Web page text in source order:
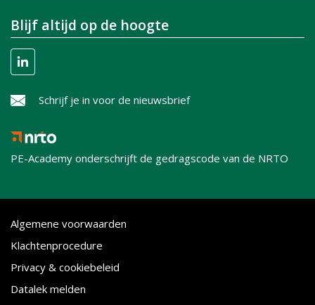
Blijf altijd op de hoogte
Schrijf je in voor de nieuwsbrief
PE-Academy onderschrijft de gedragscode van de NRTO
Algemene voorwaarden
Klachtenprocedure
Privacy & cookiebeleid
Datalek melden